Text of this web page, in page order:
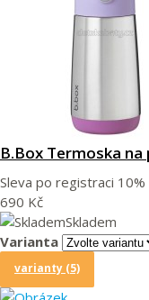
B.Box Termoska
Sleva po registraci 10%
690 Kč
Skladem
Varianta
varianty (5)